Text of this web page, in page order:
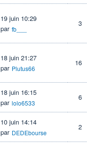
19 juin 10:29
par fb___
3
18 juin 21:27
par Plutus66
16
18 juin 16:15
par lolo6533
6
10 juin 14:14
par DEDEbourse
2